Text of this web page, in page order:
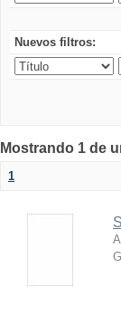
Nuevos filtros:
Mostrando 1 de
1